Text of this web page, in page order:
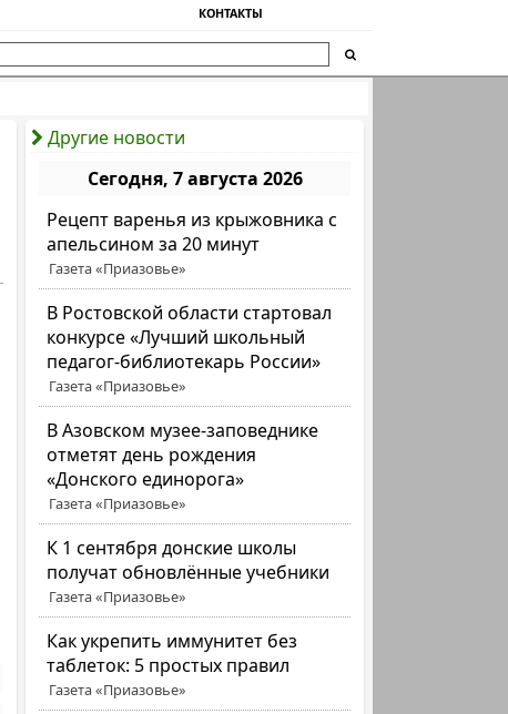
КОНТАКТЫ
Другие новости
Сегодня, 7 августа 2026
Рецепт варенья из крыжовника с
апельсином за 20 минут
Газета «Приазовье»
В Ростовской области стартовал
конкурсе «Лучший школьный
педагог-библиотекарь России»
Газета «Приазовье»
В Азовском музее-заповеднике
отметят день рождения
«Донского единорога»
Газета «Приазовье»
К 1 сентября донские школы
получат обновлённые учебники
Газета «Приазовье»
Как укрепить иммунитет без
таблеток: 5 простых правил
Газета «Приазовье»